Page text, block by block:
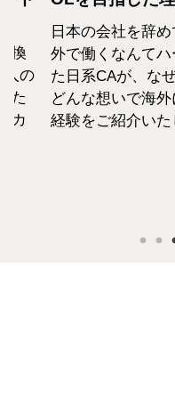
換
人の
た
カ
日本の会社を辞
外で働くなんて
た日系CAが、な
どんな想いで海
経験をご紹介いた